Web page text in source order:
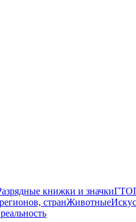
книжки и значкиГТО
странЖивотные